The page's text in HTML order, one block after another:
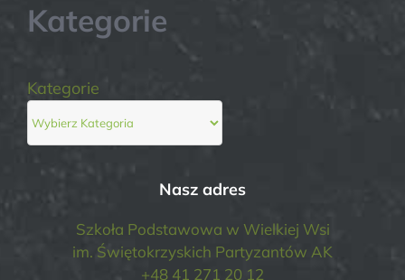
Kategorie
Kategorie
Nasz adres
Szkoła Podstawowa w Wielkiej Wsi
im. Świętokrzyskich Partyzantów AK
+48 41 271 20 12